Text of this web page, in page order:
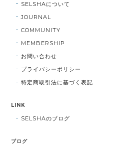
SELSHAについて
JOURNAL
COMMUNITY
MEMBERSHIP
お問い合わせ
プライバシーポリシー
特定商取引法に基づく表記
LINK
SELSHAのブログ
ブログ